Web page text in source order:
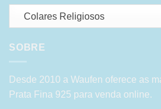
Colares Religiosos
SOBRE
Desde 2010 a Waufen oferece as
Prata Fina 925 para venda online.